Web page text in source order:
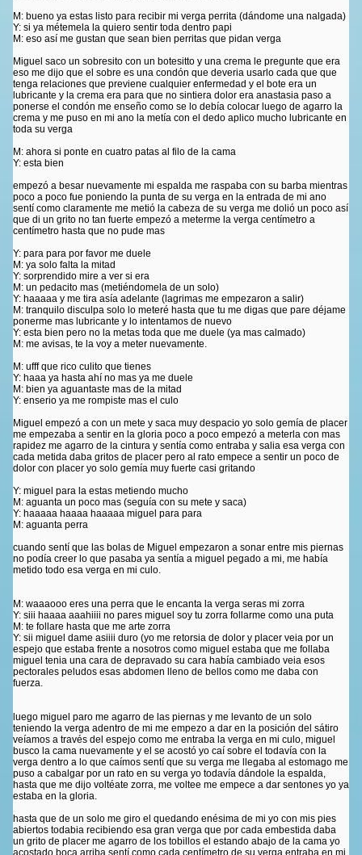
M: bueno ya estas listo para recibir mi verga perrita (dándome una nalgada)
Y: si ya métemela la quiero sentir toda dentro papi
M: eso así me gustan que sean bien perritas que pidan verga
Miguel saco un sobresito con un botesitto y una crema le pregunte que era
eso me dijo que el sobre es una condón que deveria usarlo cada que que
tenga relaciones que previene cualquier enfermedad y el bote era un
lubricante y la crema era para que no sintiera dolor era anastasia paso a
ponerse el condón me enseño como se lo debía colocar luego de agarro la
crema y me puso en mi ano la metía con el dedo aplico mucho lubricante en
toda su verga
M: ahora si ponte en cuatro patas al filo de la cama
Y: esta bien
empezó a besar nuevamente mi espalda me raspaba con su barba mientras
poco a poco fue poniendo la punta de su verga en la entrada de mi ano
sentí como claramente me metió la cabeza de su verga me dolió un poco así
que di un grito no tan fuerte empezó a meterme la verga centímetro a
centímetro hasta que no pude mas
Y: para para por favor me duele
M: ya solo falta la mitad
Y: sorprendido mire a ver si era
M: un pedacito mas (metiéndomela de un solo)
Y: haaaaa y me tira asía adelante (lagrimas me empezaron a salir)
M: tranquilo disculpa solo lo meteré hasta que tu me digas que pare déjame
ponerme mas lubricante y lo intentamos de nuevo
Y: esta bien pero no la metas toda que me duele (ya mas calmado)
M: me avisas, te la voy a meter nuevamente.
M: ufff que rico culito que tienes
Y: haaa ya hasta ahí no mas ya me duele
M: bien ya aguantaste mas de la mitad
Y: enserio ya me rompiste mas el culo
Miguel empezó a con un mete y saca muy despacio yo solo gemía de placer
me empezaba a sentir en la gloria poco a poco empezó a meterla con mas
rapidez me agarro de la cintura y sentía como entraba y salia esa verga con
cada metida daba gritos de placer pero al rato empece a sentir un poco de
dolor con placer yo solo gemía muy fuerte casi gritando
Y: miguel para la estas metiendo mucho
M: aguanta un poco mas (seguía con su mete y saca)
Y: haaaaa haaaa haaaaa miguel para para
M: aguanta perra
cuando sentí que las bolas de Miguel empezaron a sonar entre mis piernas
no podía creer lo que pasaba ya sentía a miguel pegado a mi, me había
metido todo esa verga en mi culo.
M: waaaooo eres una perra que le encanta la verga seras mi zorra
Y: siii haaaa aaahiiii no pares miguel soy tu zorra follarme como una puta
M: te follare hasta que me arte zorra
Y: sii miguel dame asiiii duro (yo me retorsia de dolor y placer veia por un
espejo que estaba frente a nosotros como miguel estaba que me follaba
miguel tenia una cara de depravado su cara había cambiado veia esos
pectorales peludos esas abdomen lleno de bellos como me daba con
fuerza.
luego miguel paro me agarro de las piernas y me levanto de un solo
teniendo la verga adentro de mi me empezo a dar en la posición del sátiro
veíamos a través del espejo como me entraba la verga en mi culo, miguel
busco la cama nuevamente y el se acostó yo caí sobre el todavía con la
verga dentro a lo que caímos sentí que su verga me llegaba al estomago me
puso a cabalgar por un rato en su verga yo todavía dándole la espalda,
hasta que me dijo voltéate zorra, me voltee me empece a dar sentones yo ya
estaba en la gloria.
hasta que de un solo me giro el quedando enésima de mi yo con mis pies
abiertos todabia recibiendo esa gran verga que por cada embestida daba
un grito de placer me agarro de los tobillos el estando abajo de la cama yo
acostado boca arriba sentí como cada centímetro de su verga entraba en mi